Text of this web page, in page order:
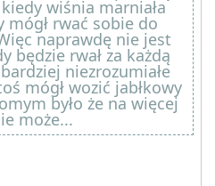
wiśnia marniała
mógł rwać sobie do
naprawdę nie jest
będzie rwał za każdą
niezrozumiałe
mógł wozić jabłkowy
było że na więcej
może...